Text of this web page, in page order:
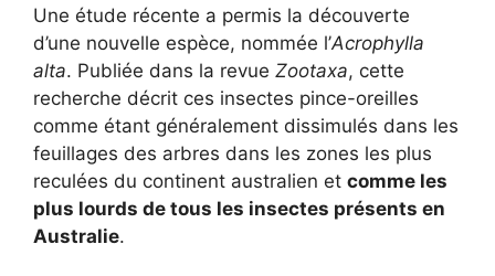
Une étude récente a permis la découverte
d’une nouvelle espèce, nommée l’Acrophylla
alta. Publiée dans la revue Zootaxa, cette
recherche décrit ces insectes pince-oreilles
comme étant généralement dissimulés dans les
feuillages des arbres dans les zones les plus
reculées du continent australien et comme les
plus lourds de tous les insectes présents en
Australie.